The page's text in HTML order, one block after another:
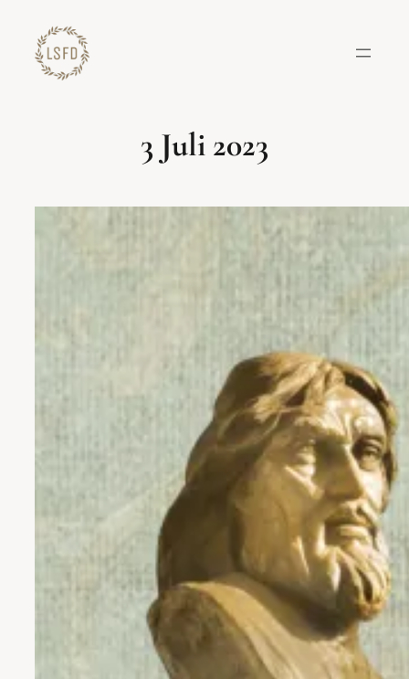
konten
3 Juli 2023